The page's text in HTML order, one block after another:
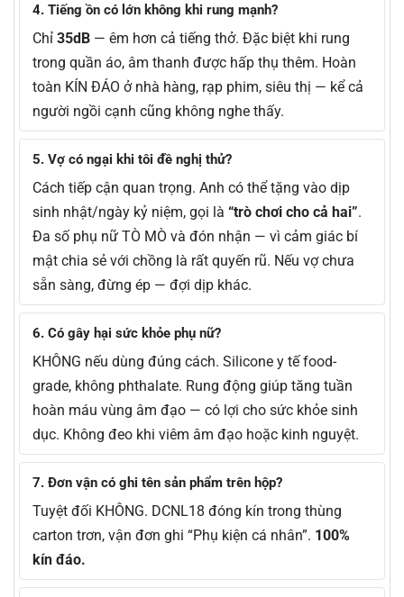
4. Tiếng ồn có lớn không khi rung mạnh?
Chỉ 35dB — êm hơn cả tiếng thở. Đặc biệt khi rung
trong quần áo, âm thanh được hấp thụ thêm. Hoàn
toàn KÍN ĐÁO ở nhà hàng, rạp phim, siêu thị — kể cả
người ngồi cạnh cũng không nghe thấy.
5. Vợ có ngại khi tôi đề nghị thử?
Cách tiếp cận quan trọng. Anh có thể tặng vào dịp
sinh nhật/ngày kỷ niệm, gọi là “trò chơi cho cả hai”.
Đa số phụ nữ TÒ MÒ và đón nhận — vì cảm giác bí
mật chia sẻ với chồng là rất quyến rũ. Nếu vợ chưa
sẵn sàng, đừng ép — đợi dịp khác.
6. Có gây hại sức khỏe phụ nữ?
KHÔNG nếu dùng đúng cách. Silicone y tế food-
grade, không phthalate. Rung động giúp tăng tuần
hoàn máu vùng âm đạo — có lợi cho sức khỏe sinh
dục. Không đeo khi viêm âm đạo hoặc kinh nguyệt.
7. Đơn vận có ghi tên sản phẩm trên hộp?
Tuyệt đối KHÔNG. DCNL18 đóng kín trong thùng
carton trơn, vận đơn ghi “Phụ kiện cá nhân”. 100%
kín đáo.